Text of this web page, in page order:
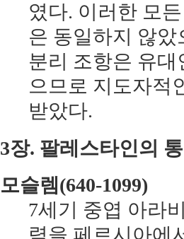
였다. 이러한 모
은 동일하지 않
분리 조항은 유
으므로 지도자적
받았다.
3장. 팔레스타인의
모슬렘(640-1099)
7세기 중엽 아라
력을 페르시아에